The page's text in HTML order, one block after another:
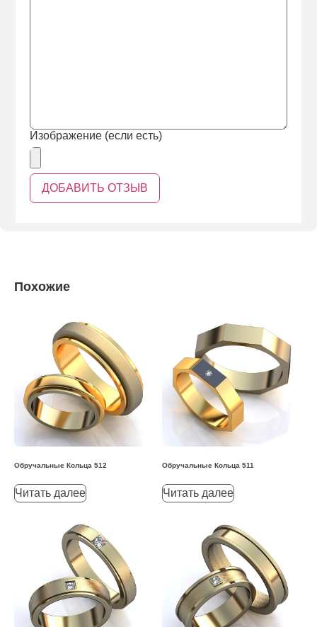
Изображение (если есть)
Похожие
Обручальные Кольца 512
Читать далее
Обручальные Кольца 511
Читать далее